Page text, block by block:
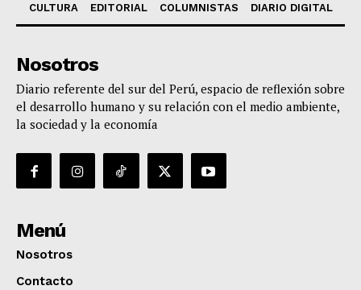
CULTURA
EDITORIAL COLUMNISTAS DIARIO DIGITAL
Nosotros
Diario referente del sur del Perú, espacio de reflexión sobre
el desarrollo humano y su relación con el medio ambiente,
la sociedad y la economía
Menú
Nosotros
Contacto